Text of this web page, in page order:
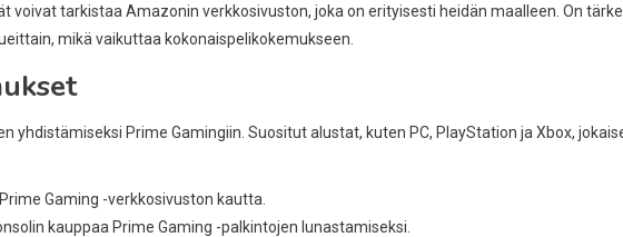
voivat tarkistaa Amazonin verkkosivuston, joka on erityisesti heidän maalleen. On
mikä vaikuttaa kokonaispelikokemukseen.
yhdistämiseksi Prime Gamingiin. Suositut alustat, kuten PC, PlayStation ja Xbox,
Gaming -verkkosivuston kautta.
kauppaa Prime Gaming -palkintojen lunastamiseksi.